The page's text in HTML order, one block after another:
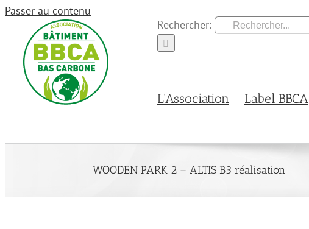
Passer au contenu
Rechercher:
L’Association Label BBCA
WOODEN PARK 2 – ALTIS B3 réalisation